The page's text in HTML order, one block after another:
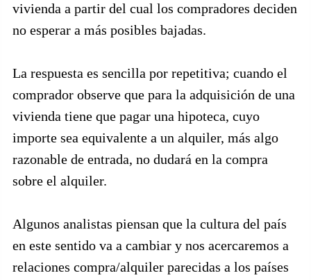
vivienda a partir del cual los compradores deciden
no esperar a más posibles bajadas.
La respuesta es sencilla por repetitiva; cuando el
comprador observe que para la adquisición de una
vivienda tiene que pagar una hipoteca, cuyo
importe sea equivalente a un alquiler, más algo
razonable de entrada, no dudará en la compra
sobre el alquiler.
Algunos analistas piensan que la cultura del país
en este sentido va a cambiar y nos acercaremos a
relaciones compra/alquiler parecidas a los países